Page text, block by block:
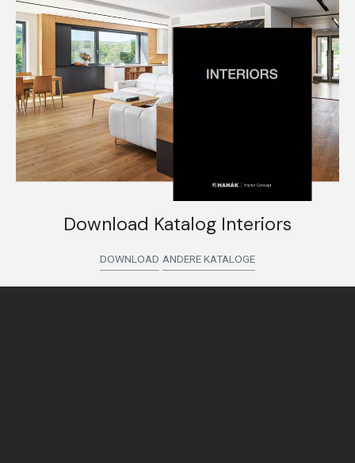
Download Katalog Interiors
DOWNLOAD ANDERE KATALOGE